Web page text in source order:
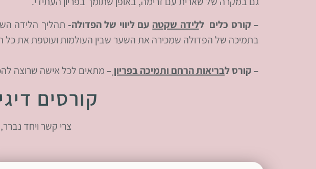
– קורס כלים ללידה שקטה עם ליווי של הפדולה- תהליך הלידה
בתמיכה של הפדולה שמכירה את השער שבין העולמות ועוטפת את כל
– קורס לבריאות הרחם ותמיכה בפריון – מתאים לכל אישה שרוצה
קורסים
צרי קשר ויחד